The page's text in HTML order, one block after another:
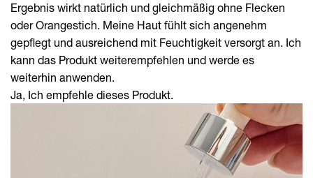
Ergebnis wirkt natürlich und gleichmäßig ohne Flecken
oder Orangestich. Meine Haut fühlt sich angenehm
gepflegt und ausreichend mit Feuchtigkeit versorgt an. Ich
kann das Produkt weiterempfehlen und werde es
weiterhin anwenden.
Ja, Ich empfehle dieses Produkt.